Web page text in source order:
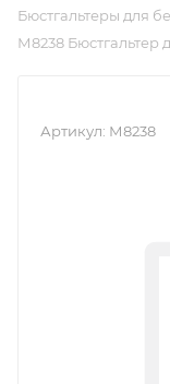
Бюстгальтеры для
М8238
Артикул: М8238